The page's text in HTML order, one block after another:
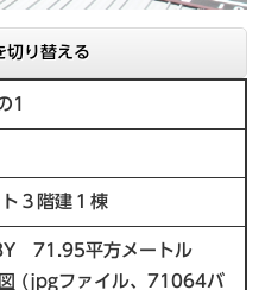
切り替える
1
３階建１棟
71.95平方メートル
(jpgファイル、71064バ